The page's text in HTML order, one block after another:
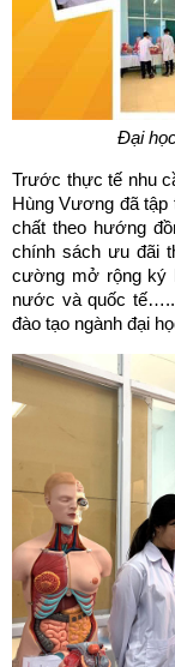
Đại
Trước thực tế nhu
Hùng Vương đã
chất theo hướng
chính sách ưu đãi
cường mở rộng ký
nước và quốc
đào tạo ngành đại